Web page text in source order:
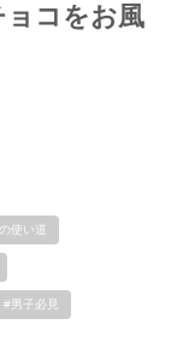
ョコをお風
使い道
#男子必見